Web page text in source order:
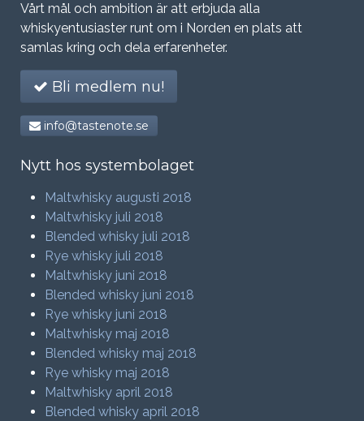
Vårt mål och ambition är att erbjuda alla
whiskyentusiaster runt om i Norden en plats att
samlas kring och dela erfarenheter.
Bli medlem nu!
info@tastenote.se
Nytt hos systembolaget
Maltwhisky augusti 2018
Maltwhisky juli 2018
Blended whisky juli 2018
Rye whisky juli 2018
Maltwhisky juni 2018
Blended whisky juni 2018
Rye whisky juni 2018
Maltwhisky maj 2018
Blended whisky maj 2018
Rye whisky maj 2018
Maltwhisky april 2018
Blended whisky april 2018